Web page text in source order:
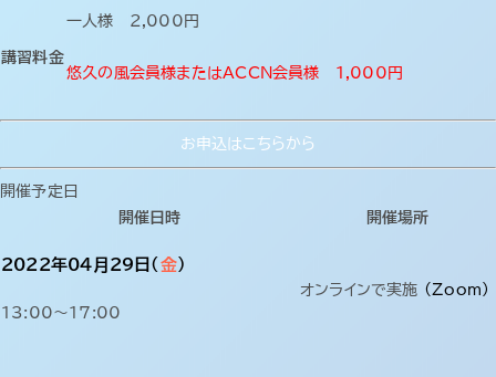
お知らせ＆コラム
講習料金
一人様 2,000円
悠久の風会員様またはACCN会員様 1,000円
お申込はこちらから
開催予定日
開催日時
開催場所
2022年04月29日（ 金）
13:00～17:00
オンラインで実施 (Zoom)